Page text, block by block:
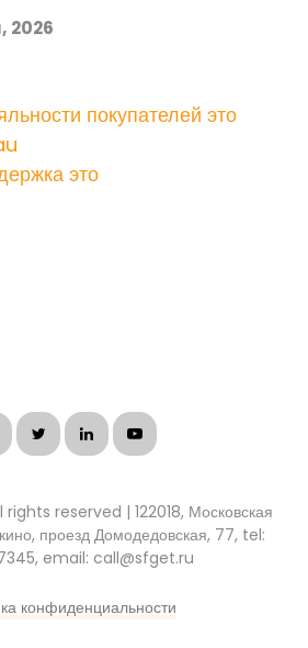
2026
покупателей это
это
rights reserved | 122018, Московская
проезд Домодедовская, 77, tel:
email: call@sfget.ru
конфиденциальности